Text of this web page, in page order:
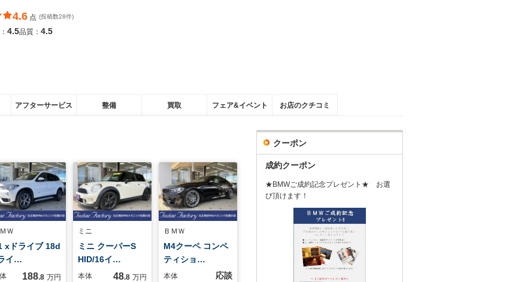
4.6 点 (投稿数28件)
4.5品質： 4.5
アフターサービス 整備 買取 フェア&イベント お店のクチコミ
Ｗ
xドライブ 18d
イ…
188.8 万円
ミニ
ミニ クーパーS
HID/16イ…
本体 48.8 万円
ＢＭＷ
M4クーペ コンペ
ティショ…
本体 応談
クーポン
成約クーポン
★BMWご成約記念プレゼント★ お選
び頂けます！